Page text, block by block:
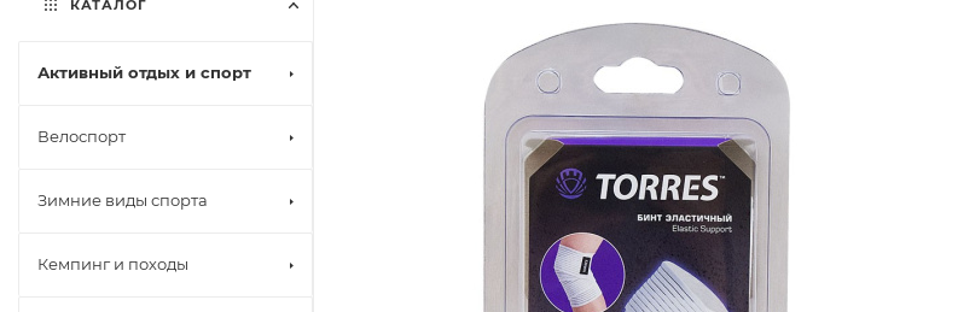
КАТАЛОГ
Активный отдых и спорт
Велоспорт
Зимние виды спорта
Кемпинг и походы